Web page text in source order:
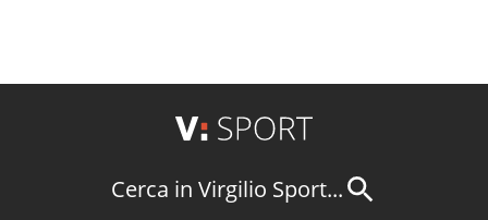
Cerca in Virgilio Sport...